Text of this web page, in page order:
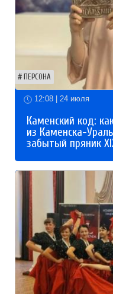
ПЕРСОНА
12:08 | 24 июля
Каменский код:
из Каменска-
забытый пряник